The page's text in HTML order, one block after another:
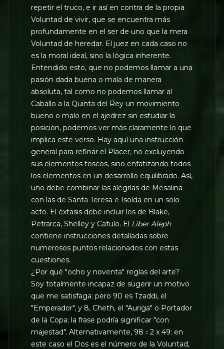
repetir el truco, e ir así en contra de la propia
Voluntad de vivir, que se encuentra más
profundamente en el ser de uno que la mera
Voluntad de heredar. El juez en cada caso no
es la moral ideal, sino la lógica inherente.
Entendido esto, que no podemos llamar a una
pasión dada buena o mala de manera
absoluta, tal como no podemos llamar al
Caballo a la Quinta del Rey un movimiento
bueno o malo en el ajedrez sin estudiar la
posición, podemos ver más claramente lo que
implica este verso. Hay aquí una instrucción
general para refinar el Placer, no excluyendo
sus elementos toscos, sino enfatizando todos
los elementos en un desarrollo equilibrado. Así,
uno debe combinar las alegrías de Mesalina
con las de Santa Teresa e Isolda en un solo
acto. El éxtasis debe incluir los de Blake,
Petrarca, Shelley y Catulo. El Liber Aleph
contiene instrucciones detalladas sobre
numerosos puntos relacionados con estas
cuestiones.
¿Por qué "ocho y noventa" reglas del arte?
Soy totalmente incapaz de sugerir un motivo
que me satisfaga; pero 90 es Tzaddi, el
"Emperador", y 8, Cheth, el "Auriga" o Portador
de la Copa; la frase podría significar "con
majestad". Alternativamente, 98 ꞊ 2 x 49: en
este caso el Dos es el número de la Voluntad,